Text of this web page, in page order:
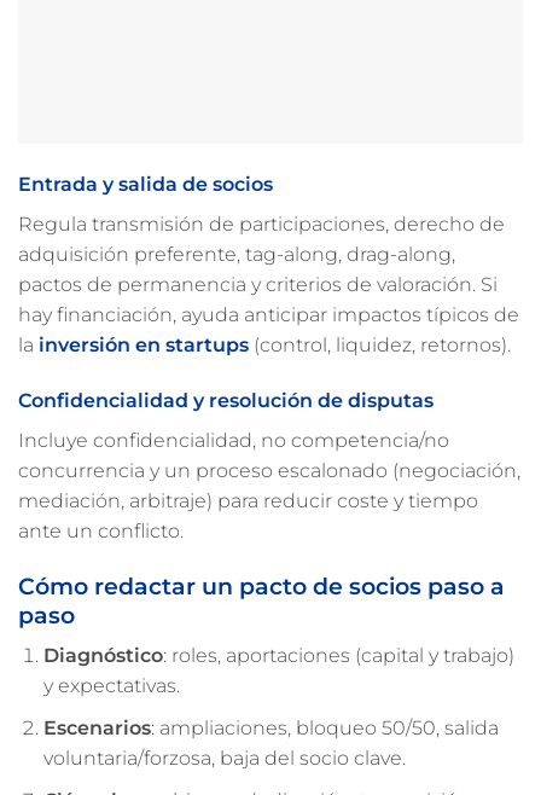
Entrada y salida de socios
Regula transmisión de participaciones, derecho de
adquisición preferente, tag-along, drag-along,
pactos de permanencia y criterios de valoración. Si
hay financiación, ayuda anticipar impactos típicos de
la inversión en startups (control, liquidez, retornos).
Confidencialidad y resolución de disputas
Incluye confidencialidad, no competencia/no
concurrencia y un proceso escalonado (negociación,
mediación, arbitraje) para reducir coste y tiempo
ante un conflicto.
Cómo redactar un pacto de socios paso a
paso
Diagnóstico: roles, aportaciones (capital y trabajo)
y expectativas.
Escenarios: ampliaciones, bloqueo 50/50, salida
voluntaria/forzosa, baja del socio clave.